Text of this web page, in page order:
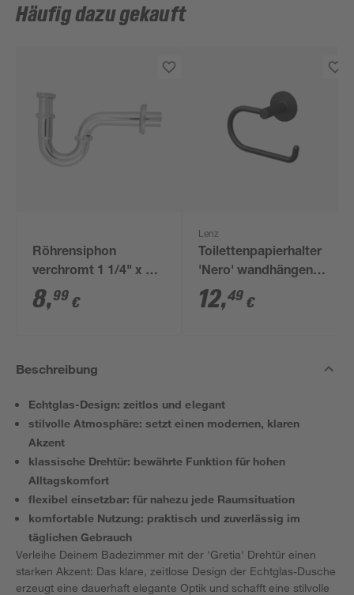
Häufig dazu gekauft
Röhrensiphon
verchromt 1 1/4" x 32
mm
8,99 €
Lenz
Toilettenpapierhalter
'Nero' wandhängend
schwarz
12,49 €
Beschreibung
Echtglas-Design: zeitlos und elegant
stilvolle Atmosphäre: setzt einen modernen, klaren
Akzent
klassische Drehtür: bewährte Funktion für hohen
Alltagskomfort
flexibel einsetzbar: für nahezu jede Raumsituation
komfortable Nutzung: praktisch und zuverlässig im
täglichen Gebrauch
Verleihe Deinem Badezimmer mit der 'Gretia' Drehtür einen
starken Akzent: Das klare, zeitlose Design der Echtglas-Dusche
erzeugt eine dauerhaft elegante Optik und schafft eine stilvolle